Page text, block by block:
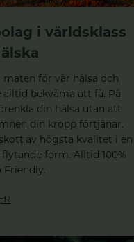
i världsklass
för vår hälsa och
bekväma att få. På
din hälsa utan att
din kropp förtjänar.
av högsta kvalitet i en
form. Alltid 100%
Friendly.